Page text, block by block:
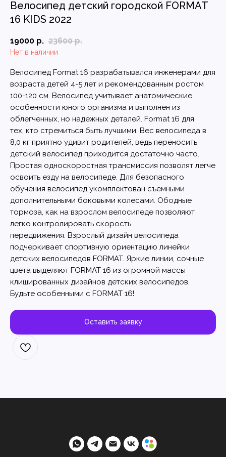
Велосипед детский городской FORMAT
16 KIDS 2022
19000 р. 23600 р.
Нет в наличии
Велосипед Format 16 разрабатывался инженерами для
возраста детей 4-5 лет и рекомендованным ростом
100-120 см. Велосипед учитывает анатомические
особенности юного организма и выполнен из
облегченных, но надежных деталей. Format 16 для
тех, кто стремиться быть лучшими. Вес велосипеда в
8,0 кг приятно удивит родителей, ведь переносить
детский велосипед приходится достаточно часто.
Простая односкоростная трансмиссия позволят легче
освоить езду на велосипеде. Для безопасного
обучения велосипед укомплектован съемными
дополнительными боковыми колесами. Ободные
тормоза, как на взрослом велосипеде позволяют
легко контролировать скорость
передвижения. Взрослый дизайн велосипеда
подчеркивает спортивную ориентацию линейки
детских велосипедов FORMAT. Яркие линии, сочные
цвета выделяют FORMAT 16 из огромной массы
клишированных дизайнов детских велосипедов.
Будьте особенными с FORMAT 16!
Оставить заявку